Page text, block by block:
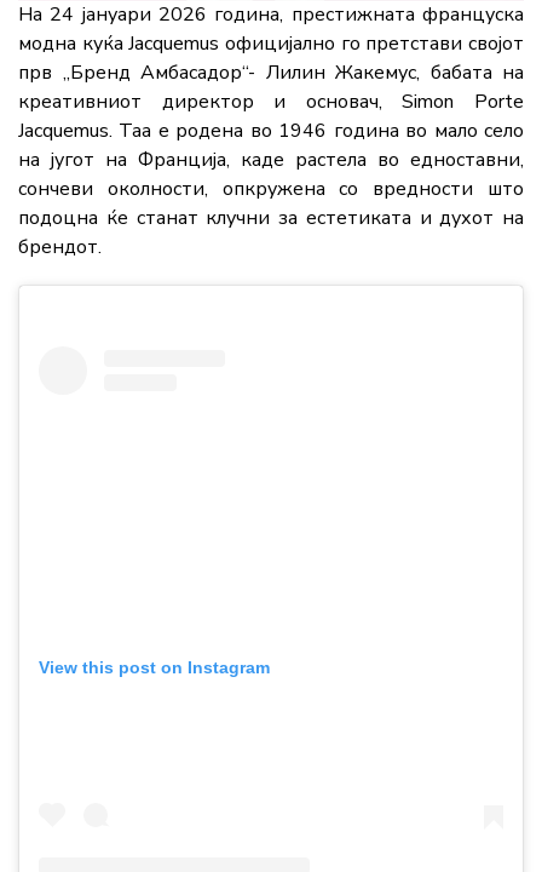
На 24 јануари 2026 година, престижната француска
модна куќа Jacquemus официјално го претстави својот
прв „Бренд Амбасадор“- Лилин Жакемус, бабата на
креативниот директор и основач, Simon Porte
Jacquemus. Таа е родена во 1946 година во мало село
на југот на Франција, каде растела во едноставни,
сончеви околности, опкружена со вредности што
подоцна ќе станат клучни за естетиката и духот на
брендот.
View this post on Instagram